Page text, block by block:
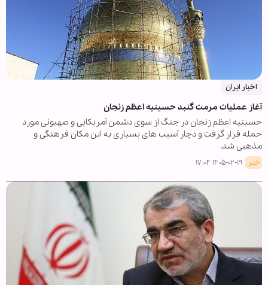
اخبار ایران
آغاز عملیات مرمت گنبد حسینیه اعظم زنجان
حسینیه اعظم زنجان در جنگ از سوی دشمن آمریکایی و صهیونی مورد
حمله قرار گرفت و دچار آسیب های بسیاری به این مکان فرهنگی و
مذهبی شد.
خبر ۱۴۰۵-۰۲-۱۹ ۱۷:۰۴